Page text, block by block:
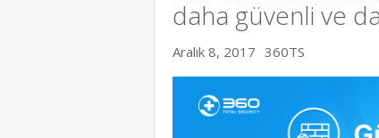
daha güvenli ve
Aralık 8, 2017 360TS